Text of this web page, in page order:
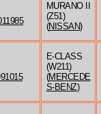
MURANO II
(Z51)
(NISSAN)
E-CLASS
(W211)
(MERCEDE
S-BENZ)